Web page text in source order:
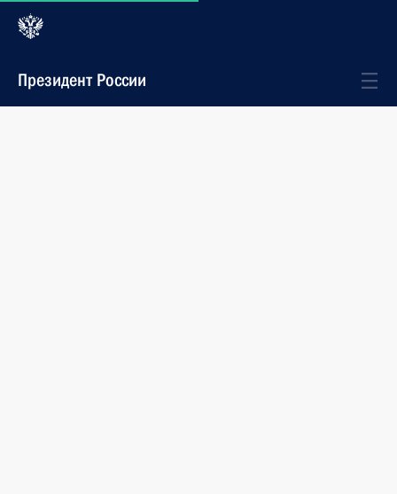
Президент России